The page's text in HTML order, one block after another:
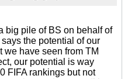
big pile of BS on behalf of
the potential of our
we have seen from TM
our potential is way
FIFA rankings but not